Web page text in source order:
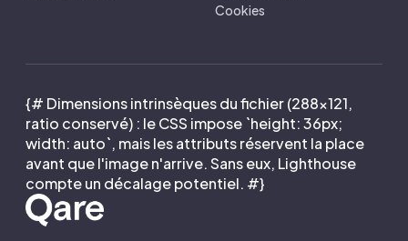
Cookies
{# Dimensions intrinsèques du fichier (288×121,
ratio conservé) : le CSS impose `height: 36px;
width: auto`, mais les attributs réservent la place
avant que l'image n'arrive. Sans eux, Lighthouse
compte un décalage potentiel. #}